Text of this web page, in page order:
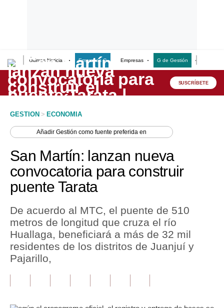
Últimas Noticias Empresas G Empresas G de Gestión
Lo último
Peru Quiosco
Economía
Mercados
Política
Tu Dinero
Finanzas Personales
SUSCRÍBETE
GESTION > ECONOMIA
AñadirGestión como fuente preferida en
San Martín: lanzan nueva
convocatoria para construir
puente Tarata
De acuerdo al MTC, el puente de 510
metros de longitud que cruza el río
Huallaga, beneficiará a más de 32 mil
residentes de los distritos de Juanjuí y
Pajarillo,